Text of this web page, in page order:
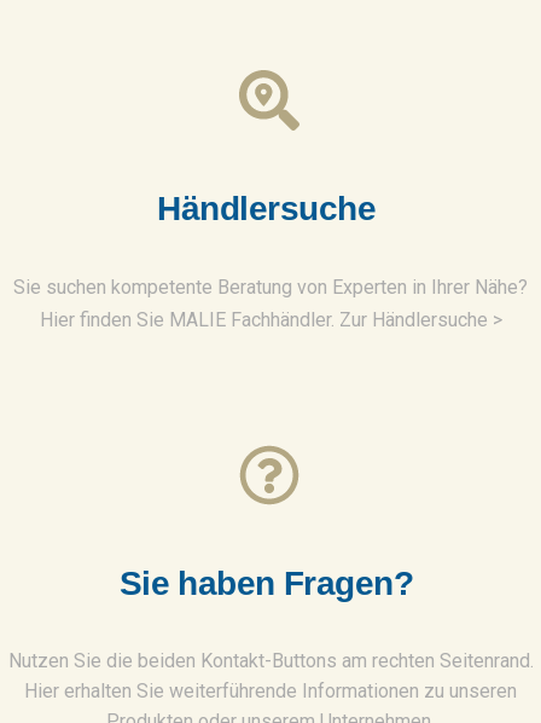
Händlersuche
Sie suchen kompetente Beratung von Experten in Ihrer Nähe?
Hier finden Sie MALIE Fachhändler. Zur Händlersuche >
Sie haben Fragen?
Nutzen Sie die beiden Kontakt-Buttons am rechten Seitenrand.
Hier erhalten Sie weiterführende Informationen zu unseren